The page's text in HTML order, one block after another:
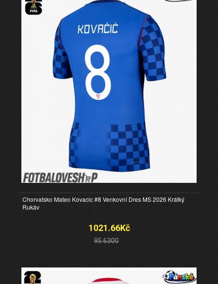
Chorvatsko Mateo Kovacic #8 Venkovní Dres MS 2026 Krátký
Rukáv
1021.66Kč
95.6300